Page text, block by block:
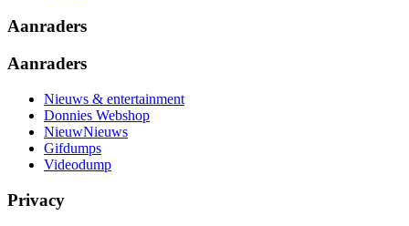
Aanraders
Aanraders
Nieuws & entertainment
Donnies Webshop
NieuwNieuws
Gifdumps
Videodump
Privacy